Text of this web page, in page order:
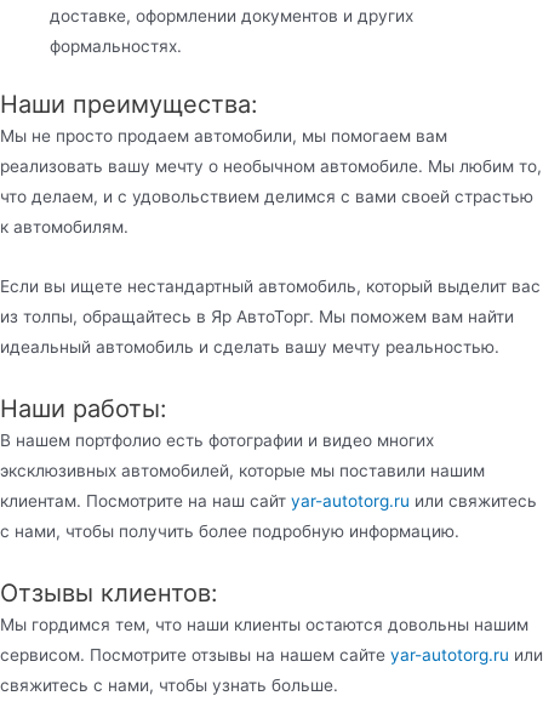
доставке, оформлении документов и других
формальностях.
Наши преимущества:
Мы не просто продаем автомобили, мы помогаем вам
реализовать вашу мечту о необычном автомобиле. Мы любим то,
что делаем, и с удовольствием делимся с вами своей страстью
к автомобилям.
Если вы ищете нестандартный автомобиль, который выделит вас
из толпы, обращайтесь в Яр АвтоТорг. Мы поможем вам найти
идеальный автомобиль и сделать вашу мечту реальностью.
Наши работы:
В нашем портфолио есть фотографии и видео многих
эксклюзивных автомобилей, которые мы поставили нашим
клиентам. Посмотрите на наш сайт yar-autotorg.ru или свяжитесь
с нами, чтобы получить более подробную информацию.
Отзывы клиентов:
Мы гордимся тем, что наши клиенты остаются довольны нашим
сервисом. Посмотрите отзывы на нашем сайте yar-autotorg.ru или
свяжитесь с нами, чтобы узнать больше.